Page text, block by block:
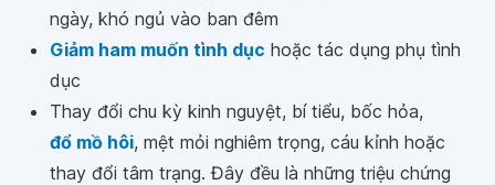
ngày, khó ngủ vào ban đêm
Giảm ham muốn tình dục hoặc tác dụng phụ tình
dục
Thay đổi chu kỳ kinh nguyệt, bí tiểu, bốc hỏa,
đổ mồ hôi, mệt mỏi nghiêm trọng, cáu kỉnh hoặc
thay đổi tâm trạng. Đây đều là những triệu chứng